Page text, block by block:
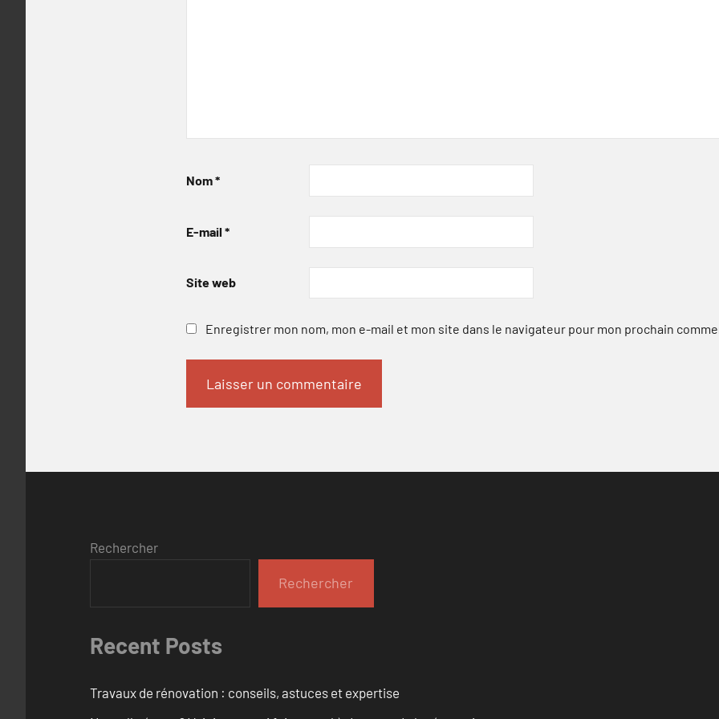
Nom*
E-mail *
Site web
Enregistrer mon nom, mon e-mail et mon site dans le navigateur pour mon prochain
Rechercher
Rechercher
Recent Posts
Travaux de rénovation : conseils, astuces et expertise